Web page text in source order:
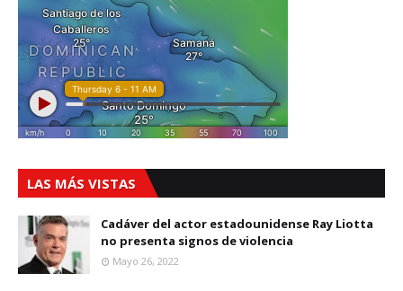
LAS MÁS VISTAS
Cadáver del actor estadounidense Ray Liotta
no presenta signos de violencia
Mayo 26, 2022